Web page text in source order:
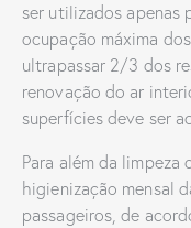
ser utilizados apenas
ocupação máxima
ultrapassar 2/3 dos
renovação do ar
superfícies deve ser
Para além da limpeza
higienização mensal
passageiros, de